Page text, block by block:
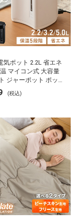
気ポット 2.2L 省エネ
マイコン式 大容量
ジャーポット ポット
空焚き防止 温度調節
シンプラス
(税込)